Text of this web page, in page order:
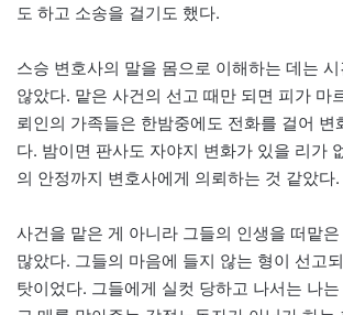
도 하고 소송을 걸기도 했다.
스승 변호사의 말을 몸으로 이해하는 데는
않았다. 맡은 사건의 선고 때만 되면 피가 마
뢰인의 가족들은 한밤중에도 전화를 걸어 변
다. 밤이면 판사도 자야지 변화가 있을 리가
의 안정까지 변호사에게 의뢰하는 것 같았다.
사건을 맡은 게 아니라 그들의 인생을 떠맡
많았다. 그들의 마음에 들지 않는 형이 선고
탓이었다. 그들에게 실컷 당하고 나서는 나